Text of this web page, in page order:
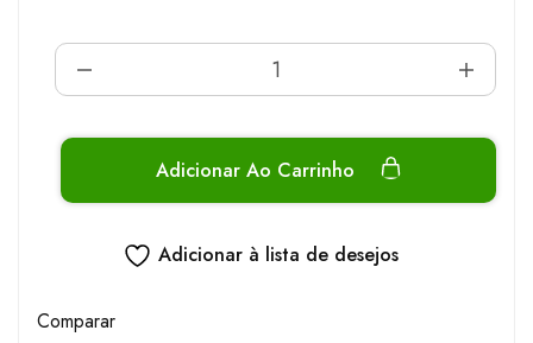
Adicionar Ao Carrinho
Adicionar à lista de desejos
Comparar